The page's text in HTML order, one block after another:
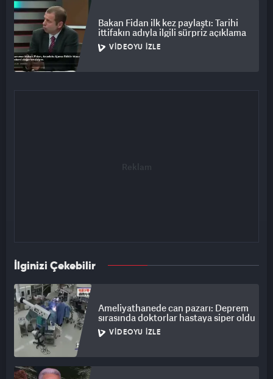
Bakan Fidan ilk kez paylaştı: Tarihi
ittifakın adıyla ilgili sürpriz açıklama
VIDEOYU İZLE
İlginizi Çekebilir
Ameliyathanede can pazarı: Deprem
sırasında doktorlar hastaya siper oldu
VIDEOYU İZLE